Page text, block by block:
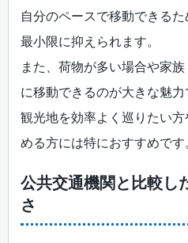
自分のペースで移動できる
最小限に抑えられます。
また、荷物が多い場合や家
に移動できるのが大きな魅力
観光地を効率よく巡りたい
める方には特におすすめです。
公共交通機関と比較し
さ